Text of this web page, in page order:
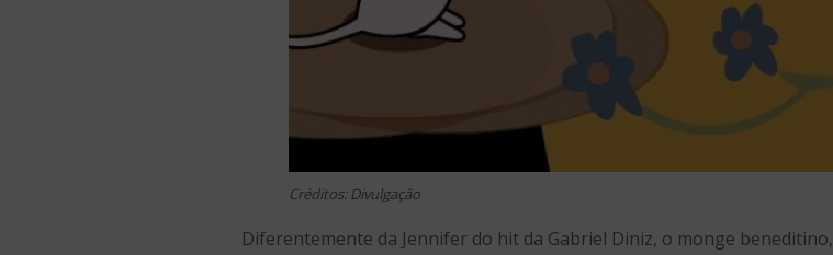
Créditos: Divulgação
Diferentemente da Jennifer do hit da Gabriel Diniz, o monge beneditino,